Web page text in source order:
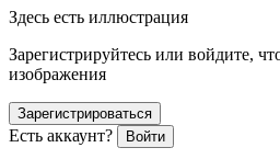
Здесь есть иллюстрация
Зарегистрируйтесь или войдите,
изображения
Зарегистрироваться
Есть аккаунт? Войти